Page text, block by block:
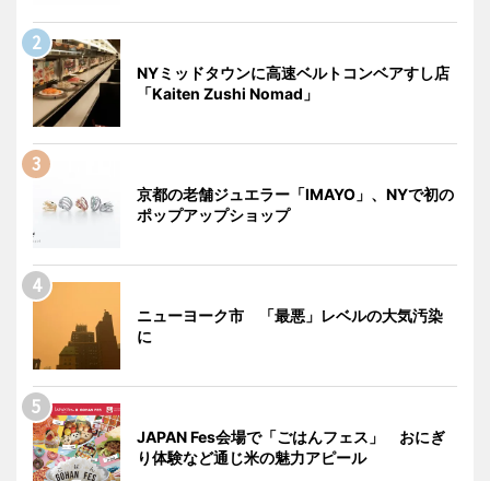
NYミッドタウンに高速ベルトコンベアすし店
「Kaiten Zushi Nomad」
京都の老舗ジュエラー「IMAYO」、NYで初の
ポップアップショップ
ニューヨーク市 「最悪」レベルの大気汚染
に
JAPAN Fes会場で「ごはんフェス」 おにぎ
り体験など通じ米の魅力アピール